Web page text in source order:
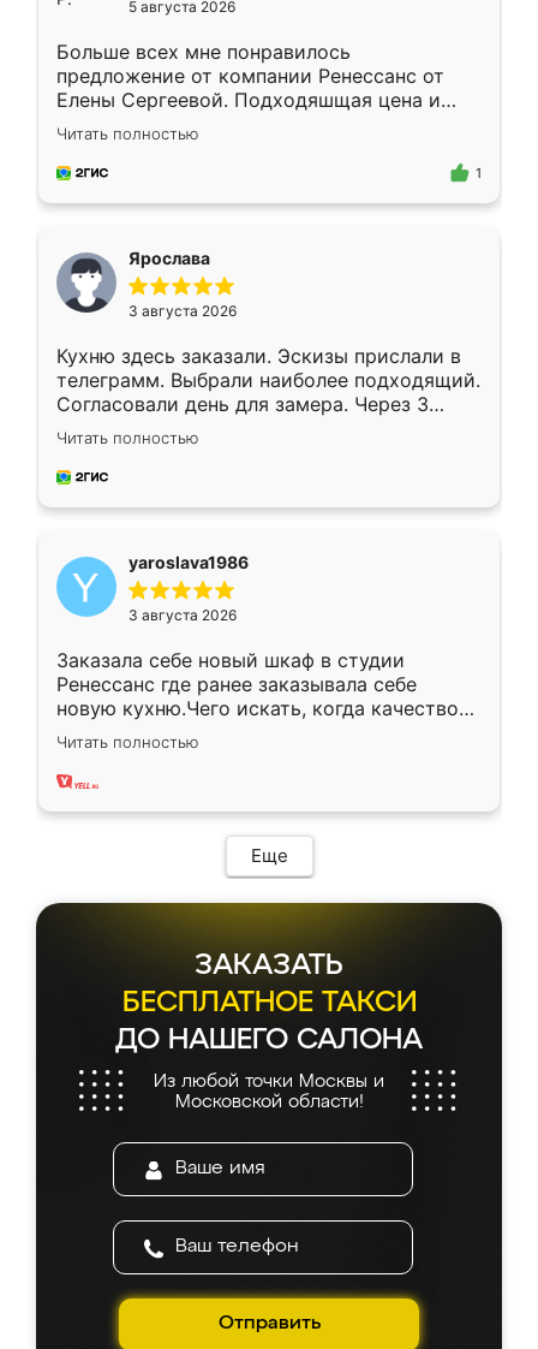
5 августа 2026
Больше всех мне понравилось
предложение от компании Ренессанс от
Елены Сергеевой. Подходяшщая цена и
короткие сроки изготовления. Приехавший
для замера сотрудник Владислав
предложил по моему эскизу самый
Читать полностью
1
Ярослава
3 августа 2026
Кухню здесь заказали. Эскизы прислали в
телеграмм. Выбрали наиболее подходящий.
Согласовали день для замера. Через 3
недели кухня была уже готова. Остались
довольны работой. Спасибо Ренессанс
мебель за качественную работу!
Читать полностью
yaroslava1986
3 августа 2026
Заказала себе новый шкаф в студии
Ренессанс где ранее заказывала себе
новую кухню.Чего искать, когда качеством
вполне довольна. Служит кухня уже почти
два года, нареканий нет.
Читать полностью
Еще
ЗАКАЗАТЬ
БЕСПЛАТНОЕ ТАКСИ
ДО НАШЕГО САЛОНА
Из любой точки Москвы и
Московской области!
Отправить